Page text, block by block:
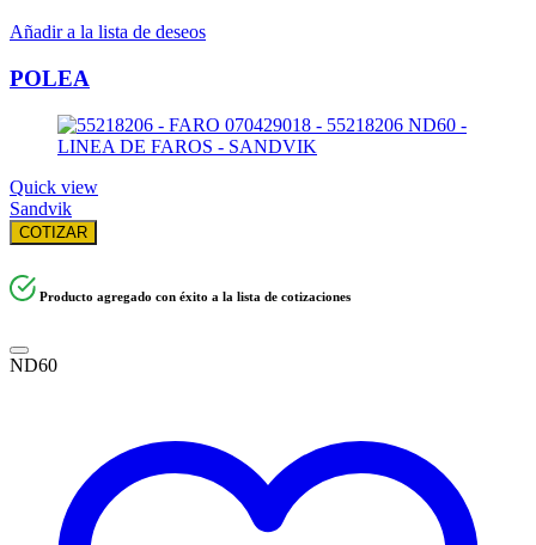
Añadir a la lista de deseos
POLEA
Quick view
Sandvik
COTIZAR
Producto agregado con éxito a la lista de cotizaciones
ND60